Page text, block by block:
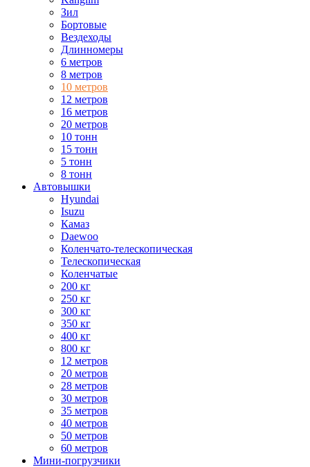
Зил
Бортовые
Вездеходы
Длинномеры
6 метров
8 метров
10 метров
12 метров
16 метров
20 метров
10 тонн
15 тонн
5 тонн
8 тонн
Автовышки
Hyundai
Isuzu
Камаз
Daewoo
Коленчато-телескопическая
Телескопическая
Коленчатые
200 кг
250 кг
300 кг
350 кг
400 кг
800 кг
12 метров
20 метров
28 метров
30 метров
35 метров
40 метров
50 метров
60 метров
Мини-погрузчики